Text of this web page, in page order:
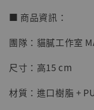
【店內現
明紀念款 [
NT$ 5,580
■ 商品資訊：
團隊：貓膩工作室
尺寸：高15 cm
材質：進口樹脂 +